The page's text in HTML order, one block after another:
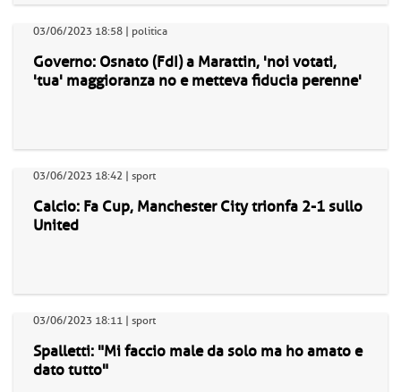
03/06/2023 18:58 | politica
Governo: Osnato (FdI) a Marattin, 'noi votati,
'tua' maggioranza no e metteva fiducia perenne'
03/06/2023 18:42 | sport
Calcio: Fa Cup, Manchester City trionfa 2-1 sullo
United
03/06/2023 18:11 | sport
Spalletti: "Mi faccio male da solo ma ho amato e
dato tutto"